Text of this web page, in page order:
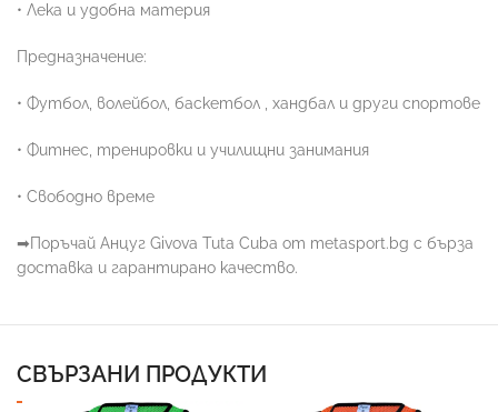
• Лека и удобна материя
Предназначение:
• Футбол, волейбол, баскетбол , хандбал и други спортове
• Фитнес, тренировки и училищни занимания
• Свободно време
➡Поръчай Анцуг Givova Tuta Cuba от metasport.bg с бърза
доставка и гарантирано качество.
СВЪРЗАНИ ПРОДУКТИ